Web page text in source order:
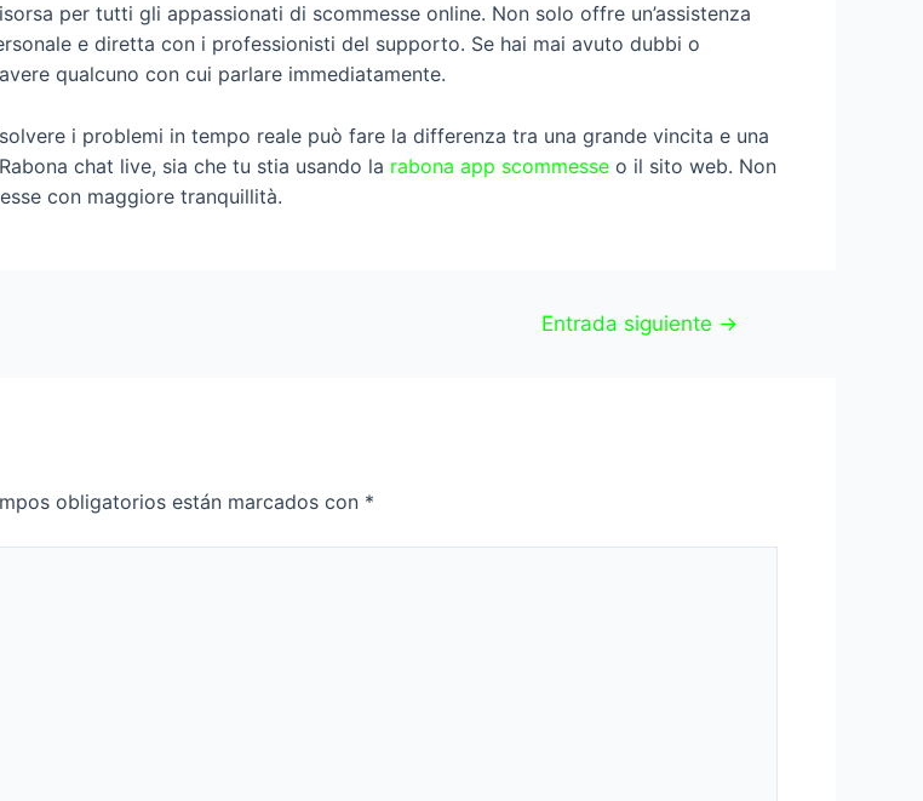
per tutti gli appassionati di scommesse online. Non solo offre un’assistenza
e diretta con i professionisti del supporto. Se hai mai avuto dubbi o
qualcuno con cui parlare immediatamente.
i problemi in tempo reale può fare la differenza tra una grande vincita e una
chat live, sia che tu stia usando la rabona app scommesse o il sito web. Non
con maggiore tranquillità.
Entrada siguiente →
obligatorios están marcados con *